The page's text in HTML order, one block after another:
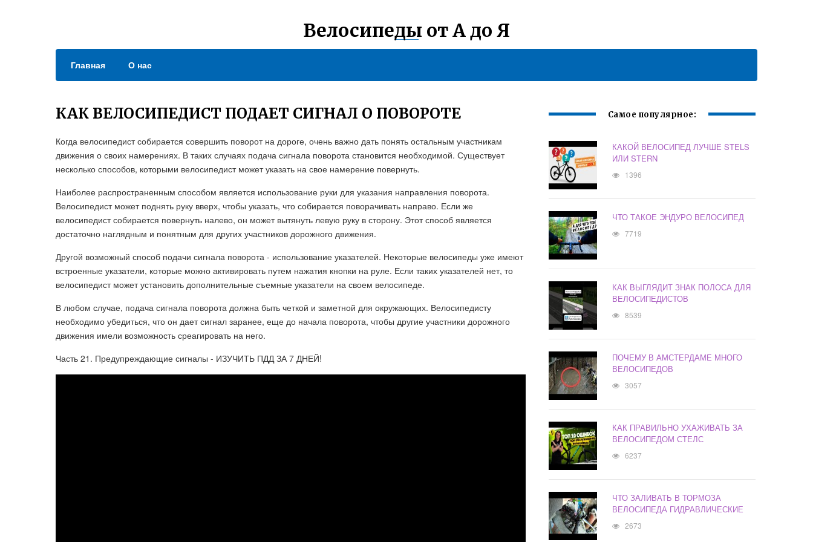
Велосипеды от А до Я
Главная О нас
КАК ВЕЛОСИПЕДИСТ ПОДАЕТ СИГНАЛ О ПОВОРОТЕ
Когда велосипедист собирается совершить поворот на дороге, очень важно дать понять остальным участникам
движения о своих намерениях. В таких случаях подача сигнала поворота становится необходимой. Существует
несколько способов, которыми велосипедист может указать на свое намерение повернуть.
Наиболее распространенным способом является использование руки для указания направления поворота.
Велосипедист может поднять руку вверх, чтобы указать, что собирается поворачивать направо. Если же
велосипедист собирается повернуть налево, он может вытянуть левую руку в сторону. Этот способ является
достаточно наглядным и понятным для других участников дорожного движения.
Другой возможный способ подачи сигнала поворота - использование указателей. Некоторые велосипеды уже имеют
встроенные указатели, которые можно активировать путем нажатия кнопки на руле. Если таких указателей нет, то
велосипедист может установить дополнительные съемные указатели на своем велосипеде.
В любом случае, подача сигнала поворота должна быть четкой и заметной для окружающих. Велосипедисту
необходимо убедиться, что он дает сигнал заранее, еще до начала поворота, чтобы другие участники дорожного
движения имели возможность среагировать на него.
Часть 21. Предупреждающие сигналы - ИЗУЧИТЬ ПДД ЗА 7 ДНЕЙ!
Самое популярное:
КАКОЙ ВЕЛОСИПЕД ЛУЧШЕ STELS
ИЛИ STERN
1396
ЧТО ТАКОЕ ЭНДУРО ВЕЛОСИПЕД
7719
КАК ВЫГЛЯДИТ ЗНАК ПОЛОСА ДЛЯ
ВЕЛОСИПЕДИСТОВ
8539
ПОЧЕМУ В АМСТЕРДАМЕ МНОГО
ВЕЛОСИПЕДОВ
3057
КАК ПРАВИЛЬНО УХАЖИВАТЬ ЗА
ВЕЛОСИПЕДОМ СТЕЛС
6237
ЧТО ЗАЛИВАТЬ В ТОРМОЗА
ВЕЛОСИПЕДА ГИДРАВЛИЧЕСКИЕ
2673